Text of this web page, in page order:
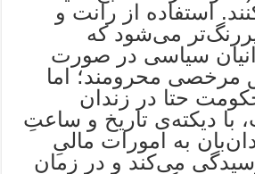
استفاده از رانت و
می‌شود که
سیاسی در صورت
مرخصی محرومند؛ اما
حتا در زندان
با دیکته‌ی تاریخ و ساعتِ
به امورات مالیِ
می‌کند و در زمانِ